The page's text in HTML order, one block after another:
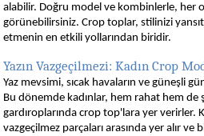
alabilir. Doğru model ve kombinlerle, her
görünebilirsiniz. Crop toplar, stilinizi
etmenin en etkili yollarından biridir.
Yazın Vazgeçilmezi: Kadın Crop
Yaz mevsimi, sıcak havaların ve güneşli
Bu dönemde kadınlar, hem rahat hem de
gardıroplarında crop top'lara yer verirler.
vazgeçilmez parçaları arasında yer alır